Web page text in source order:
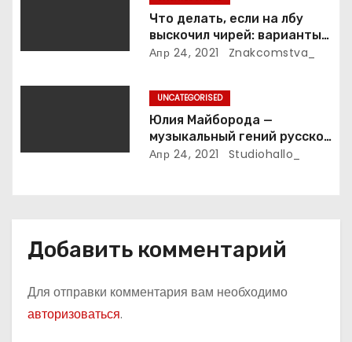
Что делать, если на лбу
выскочил чирей: варианты
лечения
Апр 24, 2021 Znakcomstva_
UNCATEGORISED
Юлия Майборода —
музыкальный гений русской
эстрады и победительница
Апр 24, 2021 Studiohallo_
Добавить комментарий
Для отправки комментария вам необходимо
авторизоваться.